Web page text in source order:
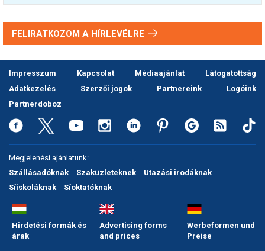
FELIRATKOZOM A HÍRLEVÉLRE
Impresszum Kapcsolat Médiaajánlat
Látogatottság
Adatkezelés
Szerzői jogok Partnereink
Logóink
Partnerdoboz
Megjelenési ajánlatunk:
Szállásadóknak
Szaküzleteknek
Utazási irodáknak
Síiskoláknak
Síoktatóknak
Hirdetési formák és
árak
Advertising forms
and prices
Werbeformen und
Preise